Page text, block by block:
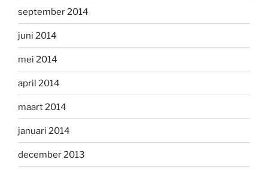
september 2014
juni 2014
mei 2014
april 2014
maart 2014
januari 2014
december 2013